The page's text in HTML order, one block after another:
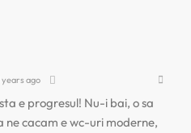
years ago
e progresul! Nu-i bai, o sa
ne cacam e wc-uri moderne,